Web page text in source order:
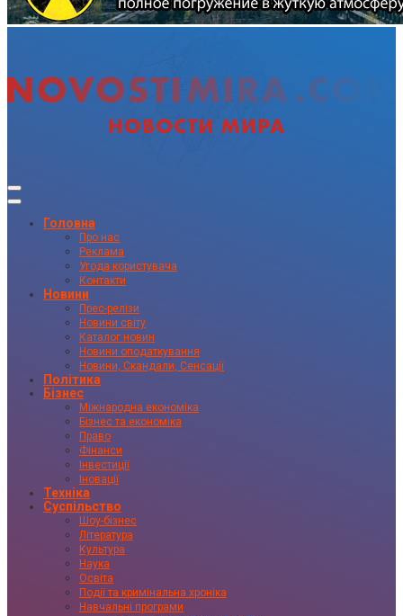
Головна
Про нас
Реклама
Угода користувача
Контакти
Новини
Прес-релізи
Новини світу
Каталог новин
Новини оподаткування
Новини, Скандали, Сенсації
Політика
Бізнес
Міжнародна економіка
Бізнес та економіка
Право
Фінанси
Інвестиції
Іновації
Техніка
Суспільство
Шоу-бізнес
Література
Культура
Наука
Освіта
Події та кримінальна хроніка
Навчальні програми